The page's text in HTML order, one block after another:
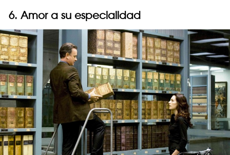
6. Amor a su especialidad